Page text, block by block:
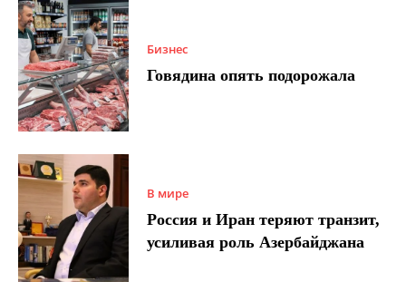
Бизнес
Говядина опять подорожала
В мире
Россия и Иран теряют транзит,
усиливая роль Азербайджана